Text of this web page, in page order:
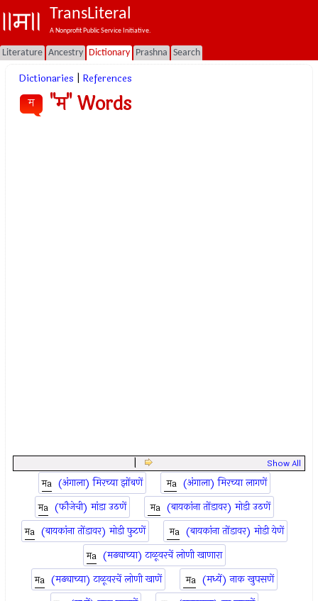
TransLiteral
A Nonprofit Public Service Initiative.
Literature Ancestry Dictionary Prashna Search
Dictionaries References
म "म" Words
Show All
(अंगाला) मिरच्या झोंबणें
(अंगाला) मिरच्या लागणें
(फौजेची) मांडा उठणें
(बायकांना तोंडावर) मोडी उठणें
(बायकांना तोंडावर) मोडी फुटणें
(बायकांना तोंडावर) मोडी येणें
(मढ्याच्या) टाळूवरचें लोणी खाणारा
(मढ्याच्या) टाळूवरचें लोणी खाणें
(मध्यें) नाक खुपसणें